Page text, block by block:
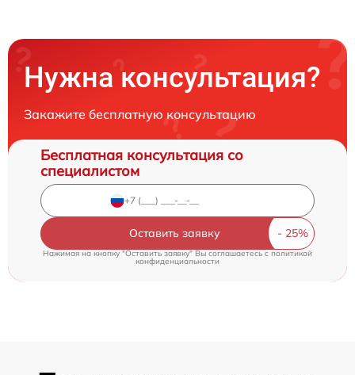
Нужна консультация?
Закажите бесплатную консультацию
Бесплатная консультация со
специалистом
Оставить заявку
Нажимая на кнопку "Оставить заявку" Вы соглашаетесь cполитикой
конфиденциальности